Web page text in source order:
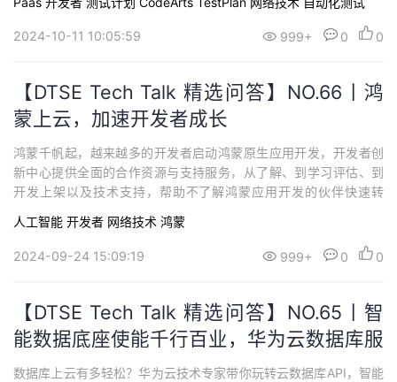
活动，保障产品高质量交付。
2024-10-11 10:05:59 999+ 0 0
【DTSE Tech Talk 精选问答】NO.66丨鸿
蒙上云，加速开发者成长
鸿蒙千帆起，越来越多的开发者启动鸿蒙原生应用开发，开发者创
新中心提供全面的合作资源与支持服务，从了解、到学习评估、到
开发上架以及技术支持，帮助不了解鸿蒙应用开发的伙伴快速转
蒙原生应用开发！
人工智能 开发者 网络技术 鸿蒙
2024-09-24 15:09:19 999+ 0 0
【DTSE Tech Talk 精选问答】NO.65丨智
能数据底座使能千行百业，华为云数据库服
务API揭秘与实践探索
数据库上云有多轻松？华为云技术专家带你玩转云数据库API，智能